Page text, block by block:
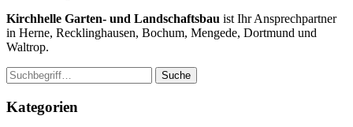
Kirchhelle Garten- und Landschaftsbau ist Ihr Ansprechpartner
in Herne, Recklinghausen, Bochum, Mengede, Dortmund und
Waltrop.
Suche
Kategorien